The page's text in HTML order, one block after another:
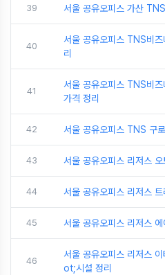
39 서울 공유오피스 가산
40
서울 공유오피스 TNS비
리
41
서울 공유오피스 TNS비즈
가격 정리
42 서울 공유오피스 TNS 구
43 서울 공유오피스 리저스
44 서울 공유오피스 리저스
45 서울 공유오피스 리저스
46
서울 공유오피스 리저스
ot;시설 정리